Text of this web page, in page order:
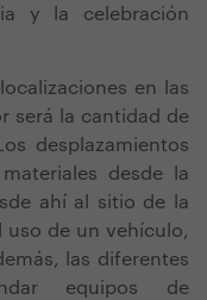
y la celebración
en las
será la cantidad de
desplazamientos
desde la
ahí al sitio de la
uso de un vehículo,
las diferentes
equipos de